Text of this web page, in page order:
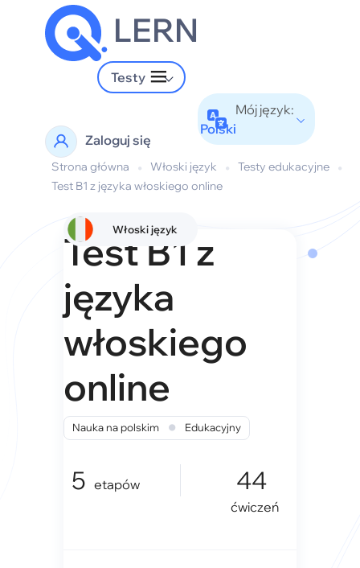
LERN
Testy
Mój język:
Polski
Zaloguj się
Strona główna • Włoski język • Testy edukacyjne •
Test B1 z języka włoskiego online
Włoski język
Test B1 z
języka
włoskiego
online
Nauka na polskim • Edukacyjny
5 etapów 44
ćwiczeń